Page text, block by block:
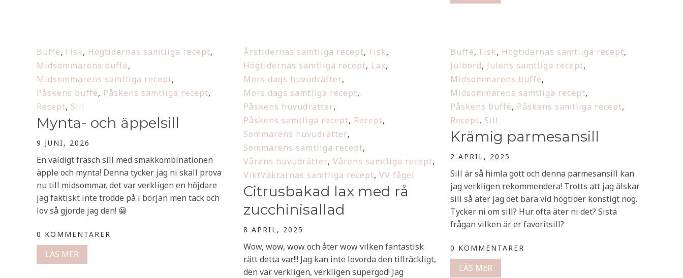
Buffé, Fisk, Högtidernas samtliga recept,
Midsommarens buffé,
Midsommarens samtliga recept,
Påskens buffé, Påskens samtliga recept,
Recept, Sill
Mynta- och äppelsill
9 JUNI, 2026
En väldigt fräsch sill med smakkombinationen
äpple och mynta! Denna tycker jag ni skall prova
nu till midsommar, det var verkligen en höjdare
jag faktiskt inte trodde på i början men tack och
lov så gjorde jag den! 😀
0 KOMMENTARER
LÄS MER
Årstidernas samtliga recept, Fisk,
Högtidernas samtliga recept, Lax,
Mors dags huvudrätter,
Mors dags samtliga recept,
Påskens huvudrätter,
Påskens samtliga recept, Recept,
Sommarens huvudrätter,
Sommarens samtliga recept,
Vårens huvudrätter, Vårens samtliga recept,
ViktVäktarnas samtliga recept, VV fågel
Citrusbakad lax med rå
zucchinisallad
8 APRIL, 2025
Wow, wow, wow och åter wow vilken fantastisk
rätt detta var!!! Jag kan inte lovorda den tillräckligt,
den var verkligen, verkligen supergod! Jag
Buffé, Fisk, Högtidernas samtliga recept,
Julbord, Julens samtliga recept,
Midsommarens buffé,
Midsommarens samtliga recept,
Påskens buffé, Påskens samtliga recept,
Recept, Sill
Krämig parmesansill
2 APRIL, 2025
Sill är så himla gott och denna parmesansill kan
jag verkligen rekommendera! Trotts att jag älskar
sill så äter jag det bara vid högtider konstigt nog.
Tycker ni om sill? Hur ofta äter ni det? Sista
frågan vilken är er favoritsill?
0 KOMMENTARER
LÄS MER